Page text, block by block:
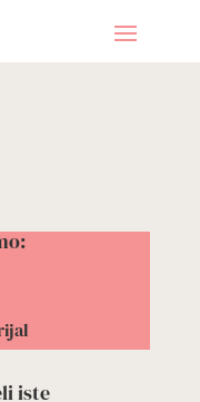
iste